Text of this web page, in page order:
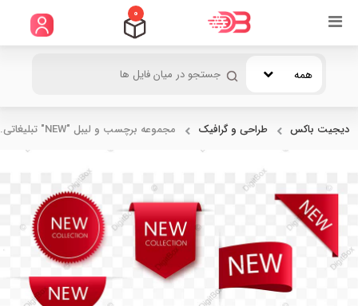
0
همه
دیجیت باکس طراحی و گرافیک مجموعه برچسب و لیبل "NEW" تبلیغاتی...